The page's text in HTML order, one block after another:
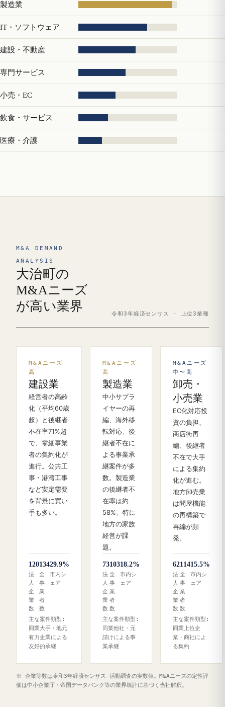
製造業
IT・ソフトウェア
建設・不動産
専門サービス
小売・EC
飲食・サービス
医療・介護
M&A DEMAND
ANALYSIS
大治町の
M&Aニーズ
が高い業界
令和3年経済センサス · 上位3業種
M&Aニーズ
高
建設業
経営者の高齢
化（平均60歳
超）と後継者
不在率71%超
で、零細事業
者の集約化が
進行。公共工
事・港湾工事
など安定需要
を背景に買い
手も多い。
120
法
人
企
業
数
134
全
事
業
者
数
29.9%
市内シ
ェア
主な案件類型:
同業大手・地元
有力企業による
友好的承継
M&Aニーズ
高
製造業
中小サプラ
イヤーの再
編、海外移
転対応、後
継者不在に
よる事業承
継案件が多
数。製造業
の後継者不
在率は約
58%、特に
地方の家族
経営が課
題。
73
法
人
企
業
数
103
全
事
業
者
数
18.2%
市内シ
ェア
主な案件類型:
同業他社・元
請けによる事
業承継
M&Aニーズ
中〜高
卸売・
小売業
EC化対応投
資の負担、
商店街再
編、後継者
不在で大手
による集約
化が進む。
地方卸売業
は問屋機能
の再構築で
再編が頻
発。
62
法
人
企
業
数
114
全
事
業
者
数
15.5%
市内シ
ェア
主な案件類型:
同業上位企
業・商社によ
る集約
※ 企業等数は令和3年経済センサス‐活動調査の実数値。M&Aニーズの定性評
価は中小企業庁・帝国データバンク等の業界統計に基づく当社解釈。